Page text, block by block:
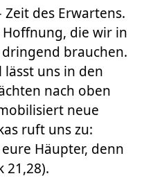
Zeit des Erwartens.
die wir in
brauchen.
uns in den
nach oben
neue
ruft uns zu:
Häupter, denn
21,28).